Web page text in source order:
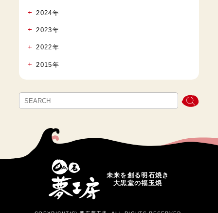
2024年
2023年
2022年
2015年
未来を創る明石焼き
大黒堂の福玉焼